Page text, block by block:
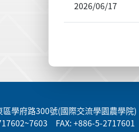
2026/06/17
學府路300號(國際交流學園農學院)
FAX: +886-5-2717601